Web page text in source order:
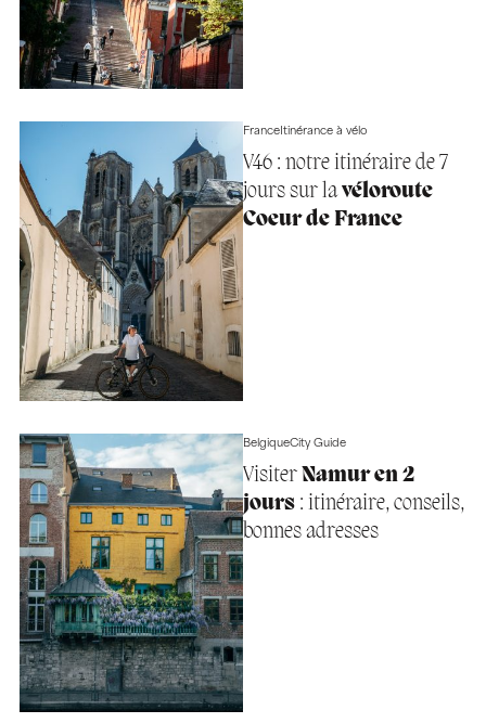
FranceItinérance à vélo
V46 : notre itinéraire de 7
jours sur lavéloroute
Coeur de France
BelgiqueCity Guide
VisiterNamur en 2
jours: itinéraire, conseils,
bonnes adresses